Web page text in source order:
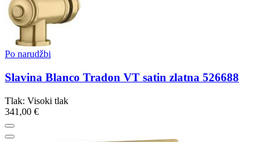
Po narudžbi
Slavina Blanco Tradon VT satin zlatna 526688
Tlak: Visoki tlak
341,00 €